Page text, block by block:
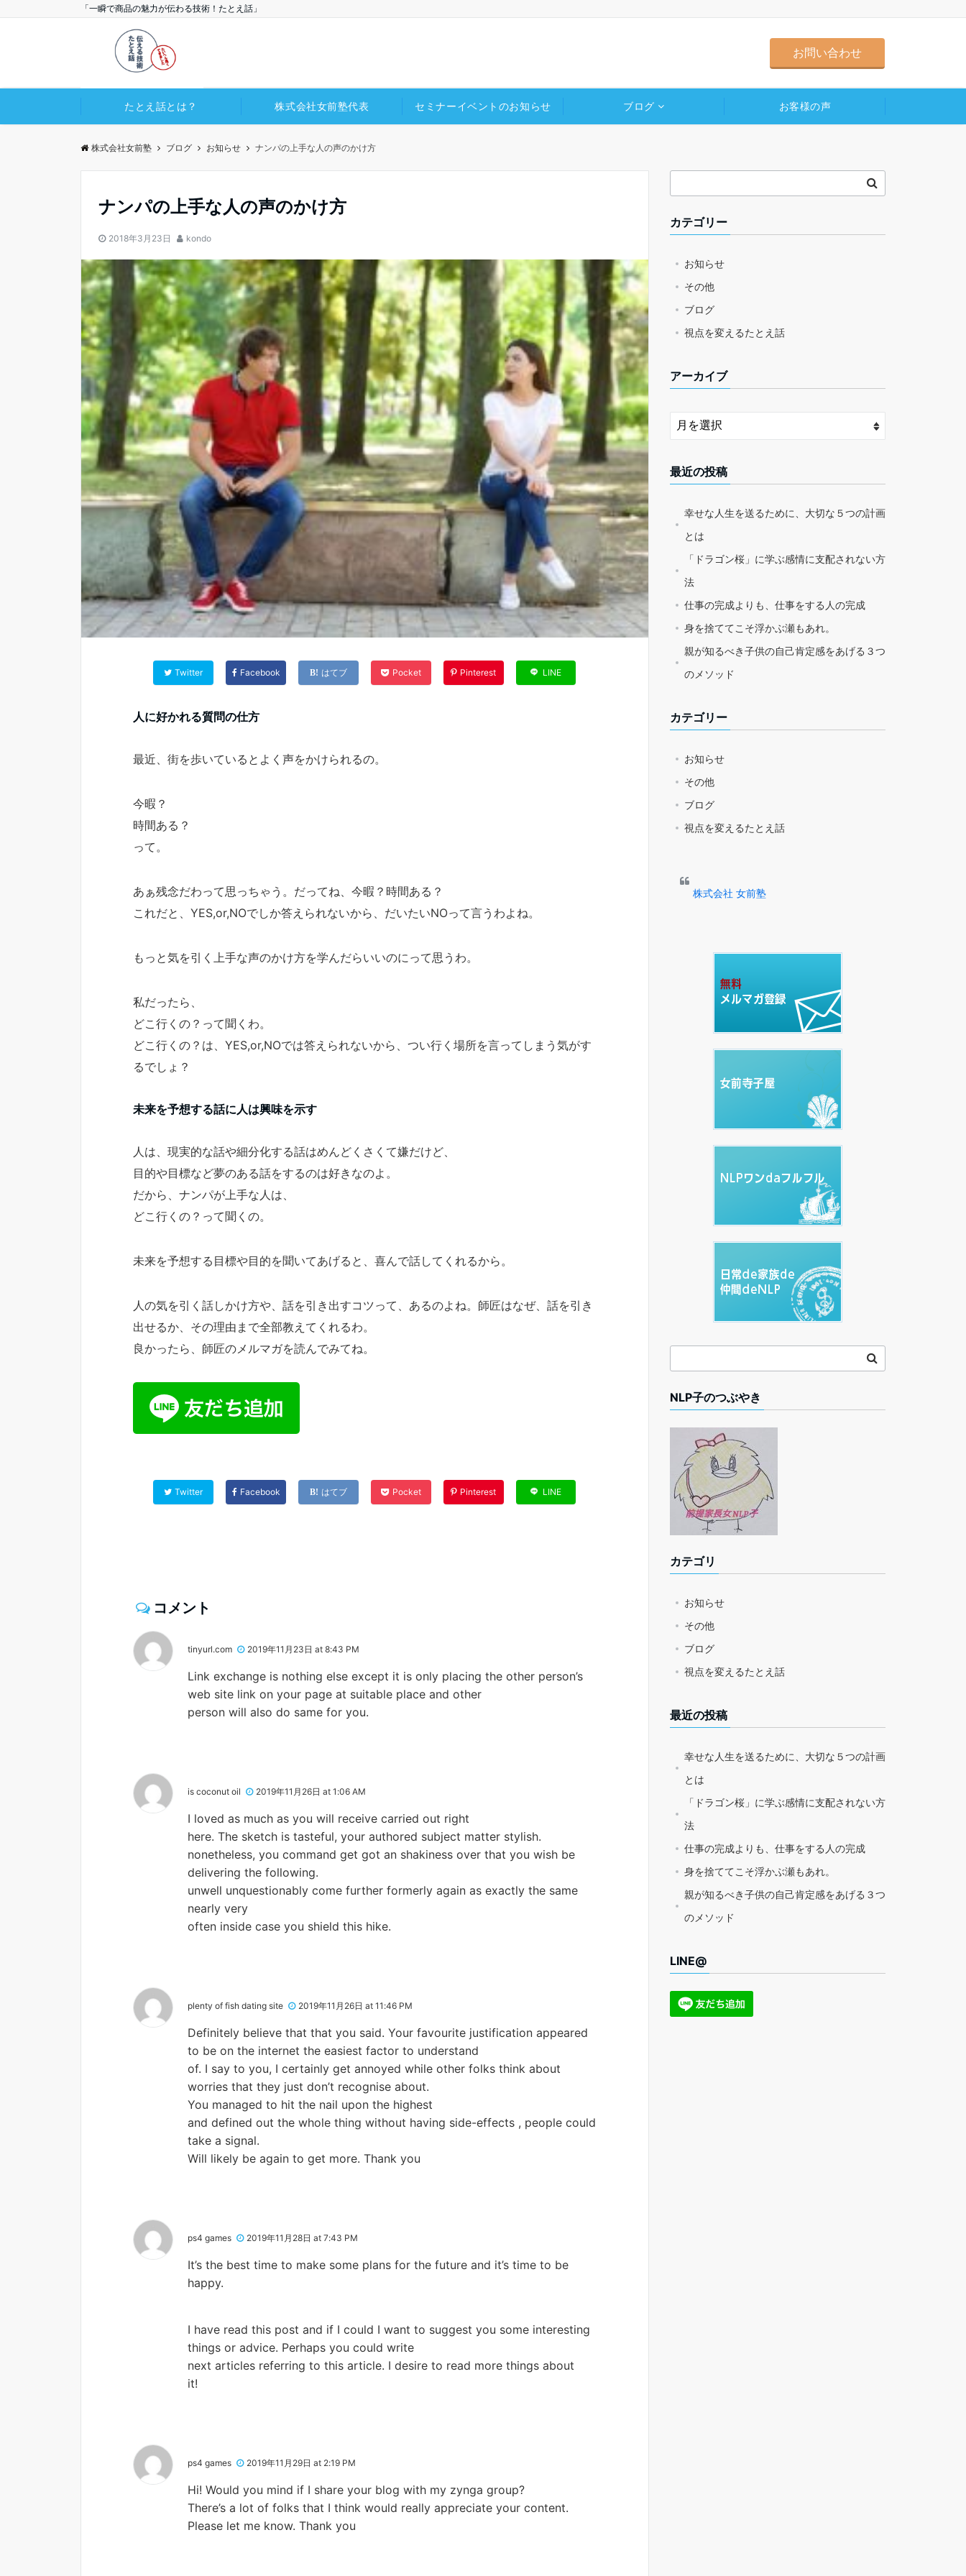
「一瞬で商品の魅力が伝わる技術！たとえ話」
お問い合わせ
たとえ話とは？ 株式会社女前塾代表 セミナーイベントのお知らせ ブログ お客様の声
株式会社女前塾 ブログ お知らせ ナンパの上手な人の声のかけ方
ナンパの上手な人の声のかけ方
2018年3月23日 kondo
Twitter Facebook はてブ Pocket Pinterest LINE
人に好かれる質問の仕方
最近、街を歩いているとよく声をかけられるの。
今暇？
時間ある？
って。
あぁ残念だわって思っちゃう。だってね、今暇？時間ある？
これだと、YES,or,NOでしか答えられないから、だいたいNOって言うわよね。
もっと気を引く上手な声のかけ方を学んだらいいのにって思うわ。
私だったら、
どこ行くの？って聞くわ。
どこ行くの？は、YES,or,NOでは答えられないから、つい行く場所を言ってしまう気がす
るでしょ？
未来を予想する話に人は興味を示す
人は、現実的な話や細分化する話はめんどくさくて嫌だけど、
目的や目標など夢のある話をするのは好きなのよ。
だから、ナンパが上手な人は、
どこ行くの？って聞くの。
未来を予想する目標や目的を聞いてあげると、喜んで話してくれるから。
人の気を引く話しかけ方や、話を引き出すコツって、あるのよね。師匠はなぜ、話を引き
出せるか、その理由まで全部教えてくれるわ。
良かったら、師匠のメルマガを読んでみてね。
Twitter Facebook はてブ Pocket Pinterest LINE
コメント
tinyurl.com 2019年11月23日 at 8:43 PM
Link exchange is nothing else except it is only placing the other person’s
web site link on your page at suitable place and other
person will also do same for you.
is coconut oil 2019年11月26日 at 1:06 AM
I loved as much as you will receive carried out right
here. The sketch is tasteful, your authored subject matter stylish.
nonetheless, you command get got an shakiness over that you wish be
delivering the following.
unwell unquestionably come further formerly again as exactly the same
nearly very
often inside case you shield this hike.
plenty of fish dating site 2019年11月26日 at 11:46 PM
Definitely believe that that you said. Your favourite justification appeared
to be on the internet the easiest factor to understand
of. I say to you, I certainly get annoyed while other folks think about
worries that they just don’t recognise about.
You managed to hit the nail upon the highest
and defined out the whole thing without having side-effects , people could
take a signal.
Will likely be again to get more. Thank you
ps4 games 2019年11月28日 at 7:43 PM
It’s the best time to make some plans for the future and it’s time to be
happy.
I have read this post and if I could I want to suggest you some interesting
things or advice. Perhaps you could write
next articles referring to this article. I desire to read more things about
it!
ps4 games 2019年11月29日 at 2:19 PM
Hi! Would you mind if I share your blog with my zynga group?
There’s a lot of folks that I think would really appreciate your content.
Please let me know. Thank you
カテゴリー
お知らせ
その他
ブログ
視点を変えるたとえ話
アーカイブ
最近の投稿
幸せな人生を送るために、大切な５つの計画
とは
「ドラゴン桜」に学ぶ感情に支配されない方
法
仕事の完成よりも、仕事をする人の完成
身を捨ててこそ浮かぶ瀬もあれ。
親が知るべき子供の自己肯定感をあげる３つ
のメソッド
カテゴリー
お知らせ
その他
ブログ
視点を変えるたとえ話
株式会社 女前塾
NLP子のつぶやき
カテゴリ
お知らせ
その他
ブログ
視点を変えるたとえ話
最近の投稿
幸せな人生を送るために、大切な５つの計画
とは
「ドラゴン桜」に学ぶ感情に支配されない方
法
仕事の完成よりも、仕事をする人の完成
身を捨ててこそ浮かぶ瀬もあれ。
親が知るべき子供の自己肯定感をあげる３つ
のメソッド
LINE@